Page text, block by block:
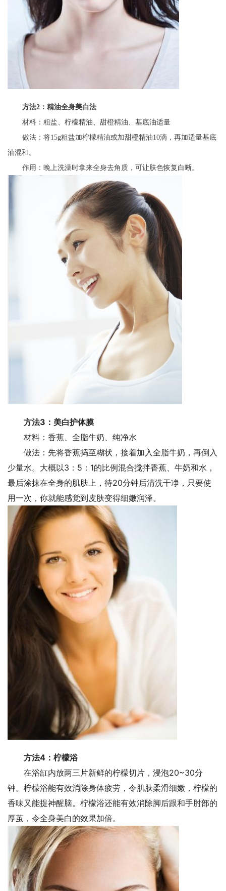
方法2：精油全身美白法
材料：粗盐、柠檬精油、甜橙精油、基底油适量
做法：将15g粗盐加柠檬精油或加甜橙精油10滴，再加适量基底
油混和。
作用：晚上洗澡时拿来全身去角质，可让肤色恢复白晰。
方法3：美白护体膜
材料：香蕉、全脂牛奶、纯净水
做法：先将香蕉捣至糊状，接着加入全脂牛奶，再倒入
少量水。大概以3：5：1的比例混合搅拌香蕉、牛奶和水，
最后涂抹在全身的肌肤上，待20分钟后清洗干净，只要使
用一次，你就能感觉到皮肤变得细嫩润泽。
方法4：柠檬浴
在浴缸内放两三片新鲜的柠檬切片，浸泡20~30分
钟。柠檬浴能有效消除身体疲劳，令肌肤柔滑细嫩，柠檬的
香味又能提神醒脑。柠檬浴还能有效消除脚后跟和手肘部的
厚茧，令全身美白的效果加倍。